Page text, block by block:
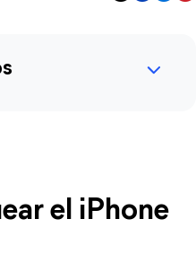
el iPhone